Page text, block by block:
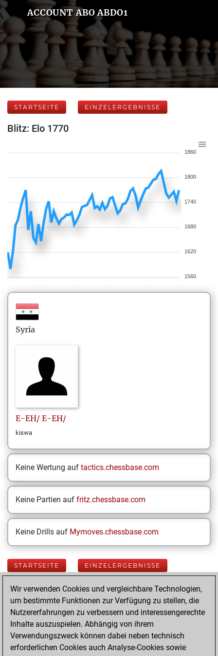
ACCOUNT ABO ABDO1
STARTSEITE EINZELERGEBNISSE
Blitz: Elo 1770
1860
1800
1740
1680
1620
1560
Syria
E-EH/ E-EH/
kiswa
Keine Wertung auf tactics.chessbase.com
Keine Partien auf fritz.chessbase.com
Keine Drills auf Mymoves.chessbase.com
STARTSEITE EINZELERGEBNISSE
Your Latest App
Activity
Dienstag, Juli 28,
2026
Wir verwenden Cookies und vergleichbare Technologien,
um bestimmte Funktionen zur Verfügung zu stellen, die
Nutzererfahrungen zu verbessern und interessengerechte
Inhalte auszuspielen. Abhängig von ihrem
Verwendungszweck können dabei neben technisch
erforderlichen Cookies auch Analyse-Cookies sowie